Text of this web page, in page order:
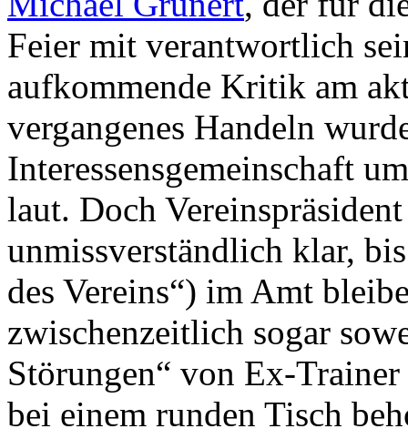
Feier mit verantwortlich
aufkommende Kritik am
vergangenes Handeln
Interessensgemeinschaft
laut. Doch
unmissverständlich klar,
des Vereins“) im Amt
zwischenzeitlich sogar
Störungen“ von Ex-Trainer
bei einem runden Tisch